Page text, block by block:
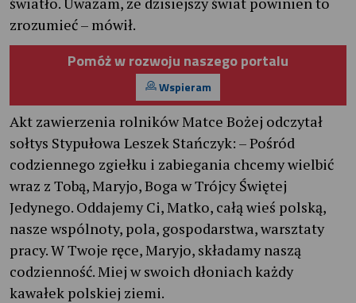
zrozumieć – mówił.
Pomóż w rozwoju naszego portalu
Wspieram
Akt zawierzenia rolników Matce Bożej odczytał
sołtys Stypułowa Leszek Stańczyk: – Pośród
codziennego zgiełku i zabiegania chcemy wielbić
wraz z Tobą, Maryjo, Boga w Trójcy Świętej
Jedynego. Oddajemy Ci, Matko, całą wieś polską,
nasze wspólnoty, pola, gospodarstwa, warsztaty
pracy. W Twoje ręce, Maryjo, składamy naszą
codzienność. Miej w swoich dłoniach każdy
kawałek polskiej ziemi.